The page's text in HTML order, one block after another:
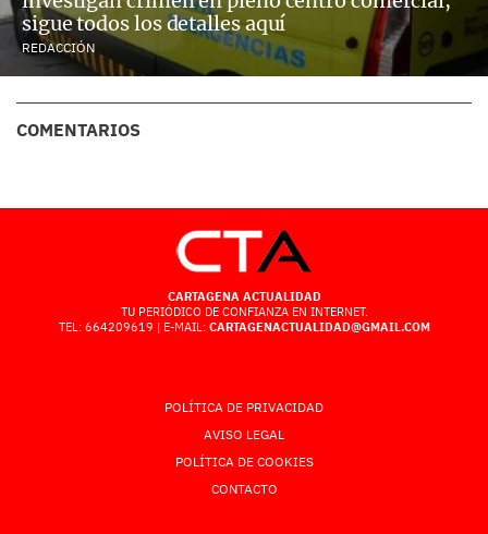
sigue todos los detalles aquí
REDACCIÓN
COMENTARIOS
CARTAGENA ACTUALIDAD
TU PERIÓDICO DE CONFIANZA EN INTERNET.
TEL: 664209619 | E-MAIL: CARTAGENACTUALIDAD@GMAIL.COM
POLÍTICA DE PRIVACIDAD
AVISO LEGAL
POLÍTICA DE COOKIES
CONTACTO